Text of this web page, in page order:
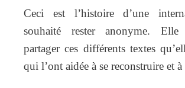
Ceci est l’histoire d’une
souhaité rester anonyme.
partager ces différents textes
qui l’ont aidée à se reconstruire et